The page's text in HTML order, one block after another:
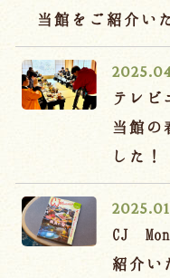
当館をご紹介い
テレ
当館の
した！
CJ
紹介い